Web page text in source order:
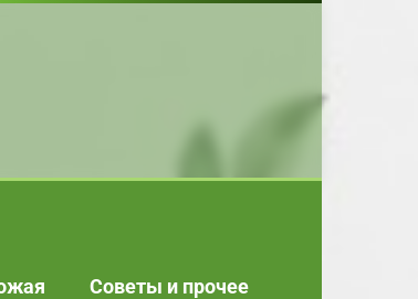
Советы и прочее